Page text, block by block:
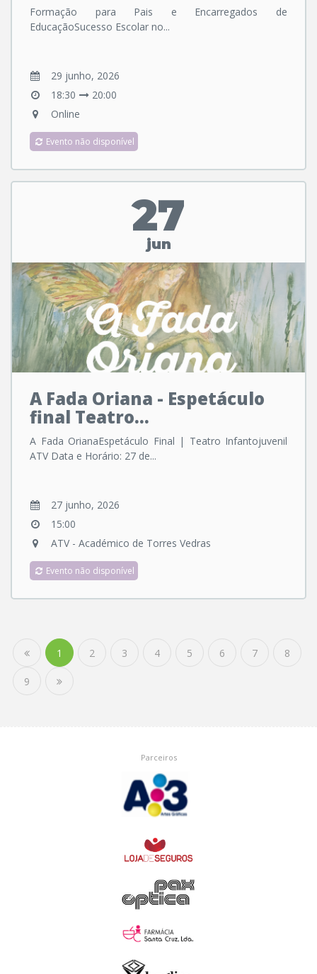
Formação para Pais e Encarregados de
EducaçãoSucesso Escolar no...
29 junho, 2026
18:30
20:00
Online
Evento não disponível
27
jun
A Fada Oriana - Espetáculo
final Teatro...
A Fada OrianaEspetáculo Final | Teatro Infantojuvenil
ATV Data e Horário: 27 de...
27 junho, 2026
15:00
ATV - Académico de Torres Vedras
Evento não disponível
1 2 3 4 5 6 7 8
9
Parceiros